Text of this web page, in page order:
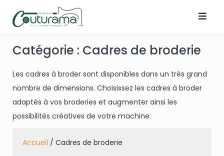
Catégorie : Cadres de broderie
Les cadres à broder sont disponibles dans un très grand
nombre de dimensions. Choisissez les cadres à broder
adaptés à vos broderies et augmenter ainsi les
possibilités créatives de votre machine.
Accueil / Cadres de broderie